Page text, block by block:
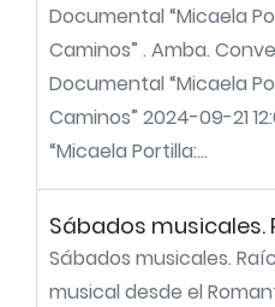
Documental “Micaela
Caminos” . Amba.
Documental “Micaela
Caminos” 2024-09-21
“Micaela Portilla:...
Sábados musicales.
Sábados musicales.
musical desde el